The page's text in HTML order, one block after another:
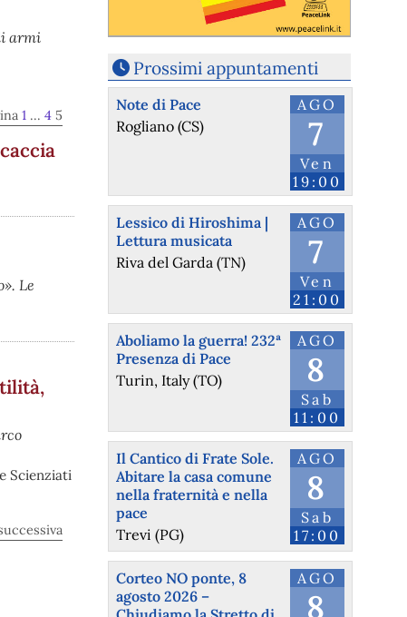
armi
1... 45
Le
Scienziati
Prossimi appuntamenti
AGO
7
Ven
19:00
Note di Pace
Rogliano (CS)
AGO
7
Ven
21:00
Lessico di Hiroshima |
Lettura musicata
Riva del Garda (TN)
AGO
8
Sab
11:00
Aboliamo la guerra! 232ª
Presenza di Pace
Turin, Italy (TO)
AGO
8
Sab
17:00
Il Cantico di Frate Sole.
Abitare la casa comune
nella fraternità e nella
pace
Trevi (PG)
AGO
8
Corteo NO ponte, 8
agosto 2026 –